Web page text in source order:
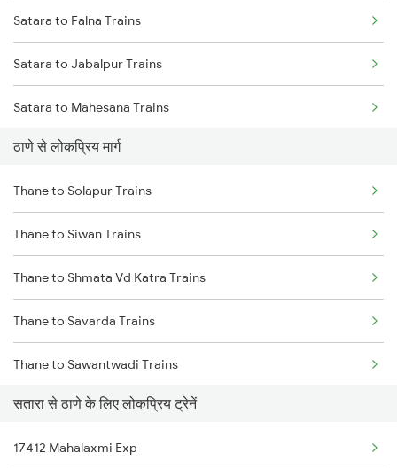
Thane to Lonavala Trains
Thane to Igatpuri Trains
Thane to Ahmedabad Trains
Satara to Falna Trains
Satara to Jabalpur Trains
Satara to Mahesana Trains
Satara to Malkapur Trains
Satara to Salempur Trains
Satara to Gandhinagar Trains
Satara to Palasgaon Trains
Satara to Karad Trains
ठाणे से लोकप्रिय मार्ग
Thane to Solapur Trains
Thane to Siwan Trains
Thane to Shmata Vd Katra Trains
Thane to Savarda Trains
Thane to Sawantwadi Trains
Thane to Jamshedpur Trains
Thane to Targaon Trains
सतारा से ठाणे के लिए लोकप्रिय ट्रेनें
17412 Mahalaxmi Exp